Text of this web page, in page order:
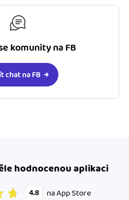
komunity na FB
chat na FB
hodnocenou aplikaci
4.8 na App Store